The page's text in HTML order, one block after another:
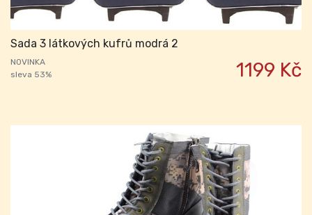
Sada 3 látkových kufrů modrá 2
NOVINKA
sleva 53%
1199 Kč